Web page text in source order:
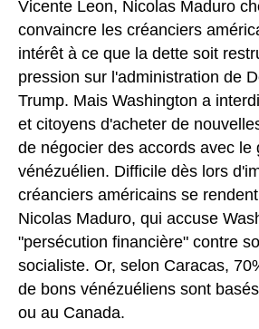
Vicente Leon, Nicolas Maduro
convaincre les créanciers
intérêt à ce que la dette soit
pression sur l'administration de
Trump. Mais Washington a
et citoyens d'acheter de
de négocier des accords avec le
vénézuélien. Difficile dès lors
créanciers américains se
Nicolas Maduro, qui accuse
"persécution financière" contre
socialiste. Or, selon Caracas,
de bons vénézuéliens sont
ou au Canada.